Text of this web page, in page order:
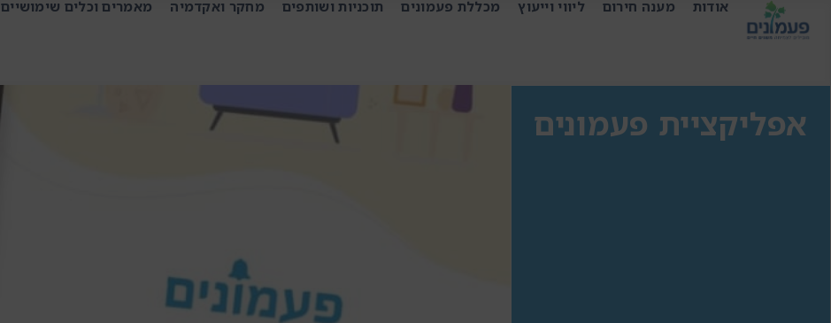
אודות מענה חירום ליווי וייעוץ מכללת פעמונים תוכניות ושותפים מחקר ואקדמיה מאמרים וכלים שימושיים
אפליקציית פעמונים